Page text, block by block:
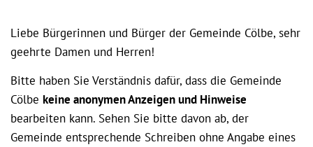
Liebe Bürgerinnen und Bürger der Gemeinde Cölbe, sehr
geehrte Damen und Herren!
Bitte haben Sie Verständnis dafür, dass die Gemeinde
Cölbe keine anonymen Anzeigen und Hinweise
bearbeiten kann. Sehen Sie bitte davon ab, der
Gemeinde entsprechende Schreiben ohne Angabe eines